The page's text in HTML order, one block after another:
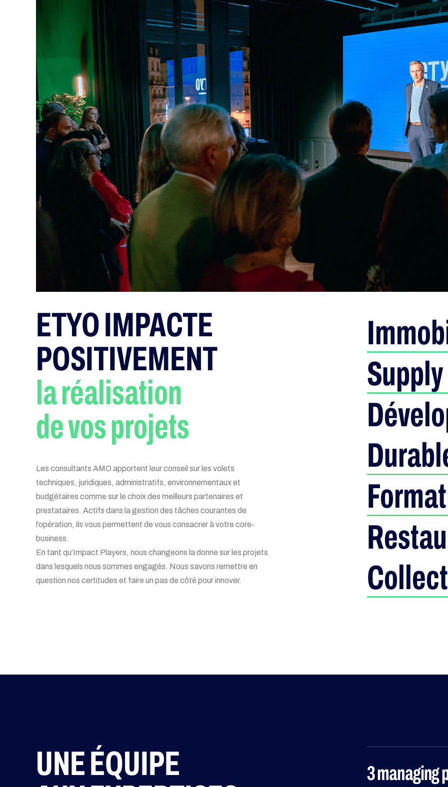
ETYO IMPACTE
POSITIVEMENT
la réalisation
de vos projets
Les consultants AMO apportent leur conseil sur les volets
techniques, juridiques, administratifs, environnementaux et
budgétaires comme sur le choix des meilleurs partenaires et
prestataires. Actifs dans la gestion des tâches courantes de
l’opération, ils vous permettent de vous consacrer à votre core-
business.
En tant qu’Impact Players, nous changeons la donne sur les projets
dans lesquels nous sommes engagés. Nous savons remettre en
question nos certitudes et faire un pas de côté pour innover.
UNE ÉQUIPE
3 managing